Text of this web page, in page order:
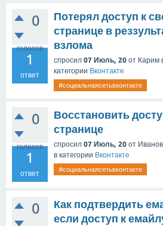
0
голосов
1
ответ
Потерял доступ к
странице в
взлома
спросил 07 Июль, 20 от Карим
категории Вконтакте
#социальнаясетьвконтакте
0
голосов
1
ответ
Восстановить
странице
спросил 07 Июль, 20 от
в категории Вконтакте
#социальнаясетьвконтакте
0
Как подтвердить
если доступ к